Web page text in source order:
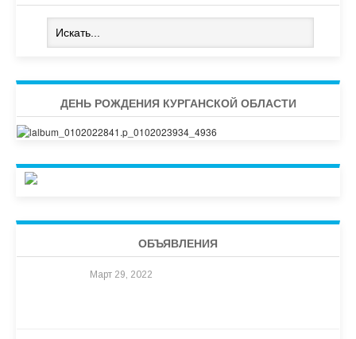
ДЕНЬ РОЖДЕНИЯ КУРГАНСКОЙ ОБЛАСТИ
ОБЪЯВЛЕНИЯ
Март 29, 2022